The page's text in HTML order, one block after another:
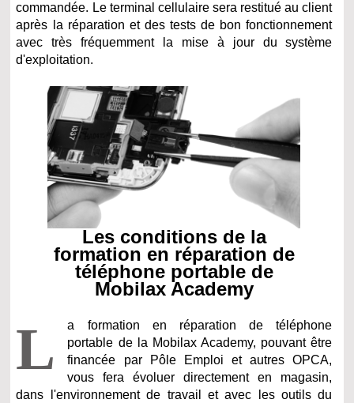
commandée. Le terminal cellulaire sera restitué au client
après la réparation et des tests de bon fonctionnement
avec très fréquemment la mise à jour du système
d'exploitation.
Les conditions de la
formation en réparation de
téléphone portable de
Mobilax Academy
L
a formation en réparation de téléphone
portable de la Mobilax Academy, pouvant être
financée par Pôle Emploi et autres OPCA,
vous fera évoluer directement en magasin,
dans l'environnement de travail et avec les outils du